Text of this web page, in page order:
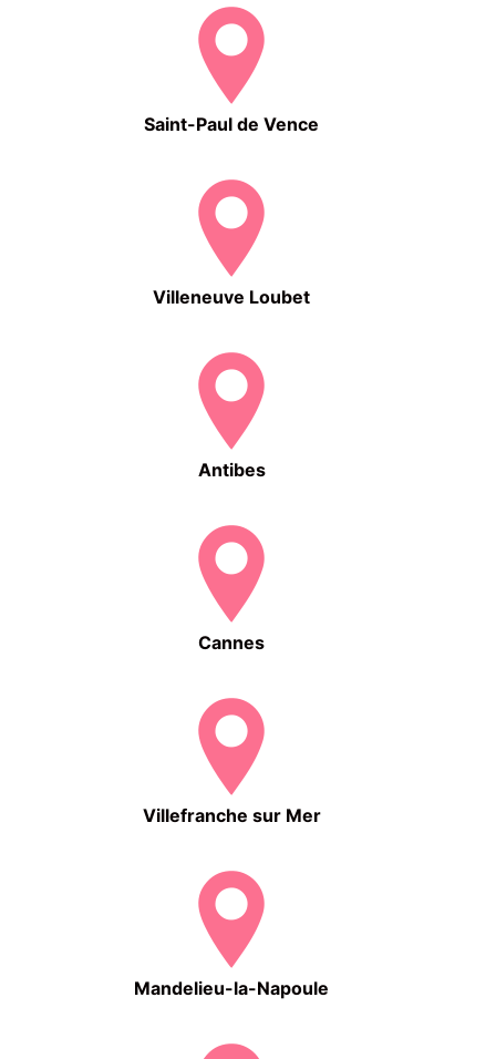
Saint-Paul de Vence
Villeneuve Loubet
Antibes
Cannes
Villefranche sur Mer
Mandelieu-la-Napoule